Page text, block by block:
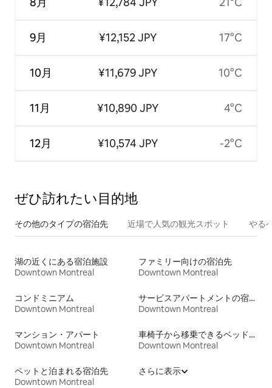
9月
10月
11月
12月
¥12,152 JPY
¥11,679 JPY
¥10,890 JPY
¥10,574 JPY
17°C
10°C
4°C
-2°C
ぜひ訪⁠れ⁠た⁠い目⁠的⁠地
その他のタ⁠イ⁠プ⁠の宿⁠泊⁠先 近場で人気の観光スポット やる
湖の近くにある宿泊施設
Downtown Montreal
ファミリー向けの宿泊先
Downtown Montreal
コンドミニアム
Downtown Montreal
サービスアパートメントの宿泊施設
Downtown Montreal
マンション・アパート
Downtown Montreal
車椅子から移乗できるベッドがある宿泊施設
Downtown Montreal
ペットと泊まれる宿泊先
Downtown Montreal
さらに表示